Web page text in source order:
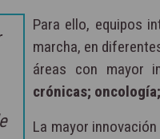
Para ello, equipos
marcha, en
áreas con mayor
crónicas;
La mayor